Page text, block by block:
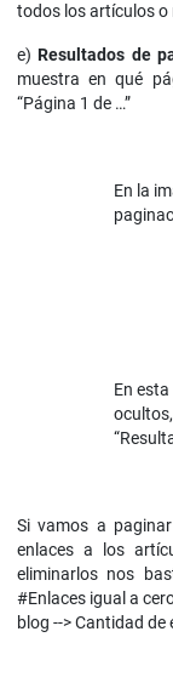
todos los artículos o
e)Resultados de
muestra en qué
“Página 1 de …”
En la
En
Si vamos a
enlaces a los
eliminarlos nos
#Enlaces igual a
blog --> Cantidad de